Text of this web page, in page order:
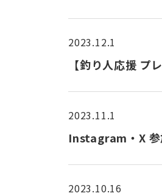
2023.12.1
【釣り人応援
2023.11.1
Instagram・X 参
2023.10.16